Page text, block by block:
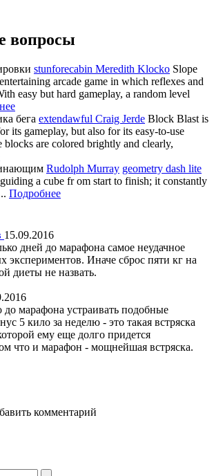
вопросы
stunforecabin Meredith Klocko Slope
arcade game in which reflexes and
easy but hard gameplay, a random level
бега extendawful Craig Jerde Block Blast is
its gameplay, but also for its easy-to-use
blocks are colored brightly and clearly,
Rudolph Murray geometry dash lite
a cube fr om start to finish; it constantly
Подробнее
15.09.2016
дней до марафона самое неудачное
экспериментов. Иначе сброс пяти кг на
диеты не назвать.
до марафона устраивать подобные
5 кило за неделю - это такая встряска
ему еще долго придется
что и марафон - мощнейшая встряска.
комментарий